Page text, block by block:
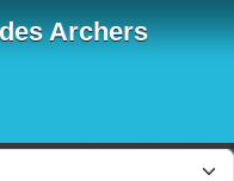
Archers